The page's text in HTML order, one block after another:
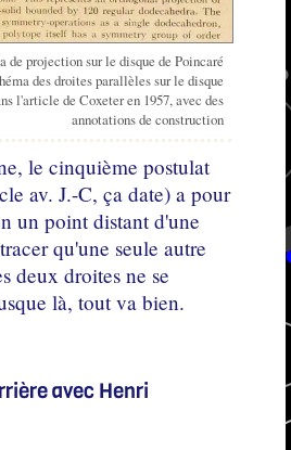
de projection sur le disque de Poincaré
des droites parallèles sur le disque
l'article de Coxeter en 1957, avec des
annotations de construction
le cinquième postulat
av. J.-C, ça date) a pour
un point distant d'une
qu'une seule autre
deux droites ne se
là, tout va bien.
avec Henri